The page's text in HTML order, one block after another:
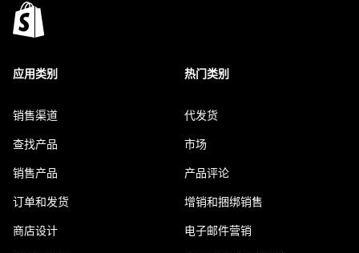
应用类别
销售渠道
查找产品
销售产品
订单和发货
商店设计
热门类别
代发货
市场
产品评论
增销和捆绑销售
电子邮件营销